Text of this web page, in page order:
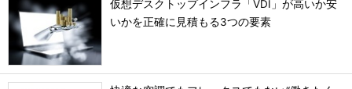
仮想デスクトップインフラ「VDI」が高いか安
いかを正確に見積もる3つの要素